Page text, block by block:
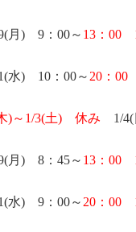
月 ) 9 ： 00～ 13 ： 00
水) 10 ： 00～ 20 ： 00
)～ 1/3(土) 休み 1/4(
月 ) 8：45～ 13 ： 00
水) 9 ： 00～ 20 ： 00